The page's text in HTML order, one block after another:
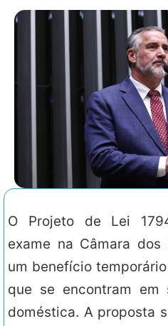
O Projeto de Lei
exame na Câmara
um benefício
que se encontram em
doméstica. A proposta